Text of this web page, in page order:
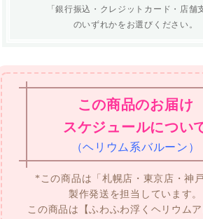
「銀行振込・クレジットカード・店舗
のいずれかをお選びください。
この商品のお届け
スケジュールについ
（ヘリウム系バルーン）
*この商品は「札幌店・東京店・神
製作発送を担当しています。
この商品は【ふわふわ浮くヘリウムア